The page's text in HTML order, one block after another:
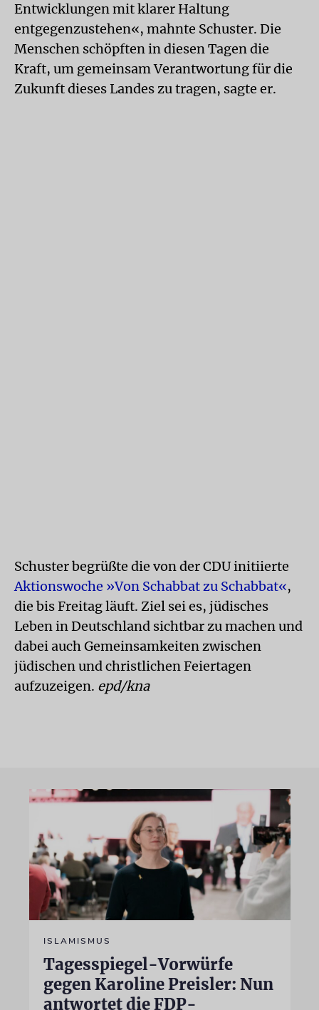
Entwicklungen mit klarer Haltung
entgegenzustehen«, mahnte Schuster. Die
Menschen schöpften in diesen Tagen die
Kraft, um gemeinsam Verantwortung für die
Zukunft dieses Landes zu tragen, sagte er.
Schuster begrüßte die von der CDU initiierte
Aktionswoche »Von Schabbat zu Schabbat«,
die bis Freitag läuft. Ziel sei es, jüdisches
Leben in Deutschland sichtbar zu machen und
dabei auch Gemeinsamkeiten zwischen
jüdischen und christlichen Feiertagen
aufzuzeigen. epd/kna
ISLAMISMUS
Tagesspiegel-Vorwürfe
gegen Karoline Preisler: Nun
antwortet die FDP-